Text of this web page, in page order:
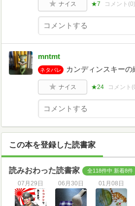
ナイス ★7 コメント(0)
mntmt
ネタバレ カンディンスキーの
ナイス ★24 コメント(
この本を登録した読書家
読みおわった読書家 全118件中 新着8件
07月29日 06月30日 01月08日